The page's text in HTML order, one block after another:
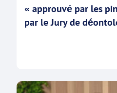
« approuvé par les
par le Jury de